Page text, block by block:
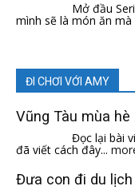
Mở đầu
mình sẽ là món ăn mà
ĐI CHƠI VỚI AMY
Vũng Tàu mùa hè
Đọc lại bài
đã viết cách đây...
Đưa con đi du